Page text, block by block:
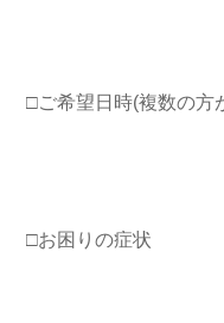
□ご希望日時(複数の方
□お困りの症状